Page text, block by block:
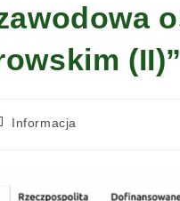
(II)”
Informacja